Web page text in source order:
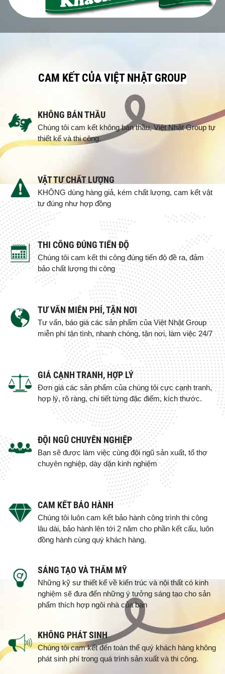
CAM KẾT CỦA VIỆT NHẬT GROUP
KHÔNG BÁN THẦU
Chúng tôi cam kết không bán thầu, Việt Nhật Group tự
thiết kế và thi công.
VẬT TƯ CHẤT LƯỢNG
KHÔNG dùng hàng giả, kém chất lượng, cam kết vật
tư đúng như hợp đồng
THI CÔNG ĐÚNG TIẾN ĐỘ
Chúng tôi cam kết thi công đúng tiến độ đề ra, đảm
bảo chất lượng thi công
TƯ VẤN MIỄN PHÍ, TẬN NƠI
Tư vấn, báo giá các sản phẩm của Việt Nhật Group
miễn phí tận tình, nhanh chóng, tận nơi, làm việc 24/7
GIÁ CẠNH TRANH, HỢP LÝ
Đơn giá các sản phẩm của chúng tôi cực cạnh tranh,
hợp lý, rõ ràng, chi tiết từng đặc điểm, kích thước.
ĐỘI NGŨ CHUYÊN NGHIỆP
Bạn sẽ được làm việc cùng đội ngũ sản xuất, tổ thợ
chuyên nghiệp, dày dặn kinh nghiệm
CAM KẾT BẢO HÀNH
Chúng tôi luôn cam kết bảo hành công trình thi công
lâu dài, bảo hành lên tới 2 năm cho phần kết cấu, luôn
đồng hành cùng quý khách hàng.
SÁNG TẠO VÀ THẨM MỸ
Những kỹ sư thiết kế về kiến trúc và nội thất có kinh
nghiệm sẽ đưa đến những ý tưởng sáng tạo cho sản
phẩm thích hợp ngôi nhà của bạn
KHÔNG PHÁT SINH
Chúng tôi cam kết đến toàn thể quý khách hàng không
phát sinh phí trong quá trình sản xuất và thi công.